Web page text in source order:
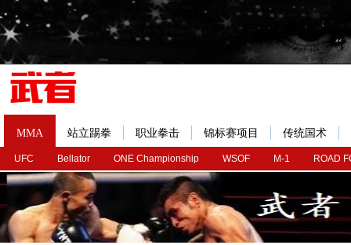
MMA
UFC Bellator ONE Championship WSOF M-1 ROAD
站立踢拳 职业拳击 锦标赛项目 传统国术